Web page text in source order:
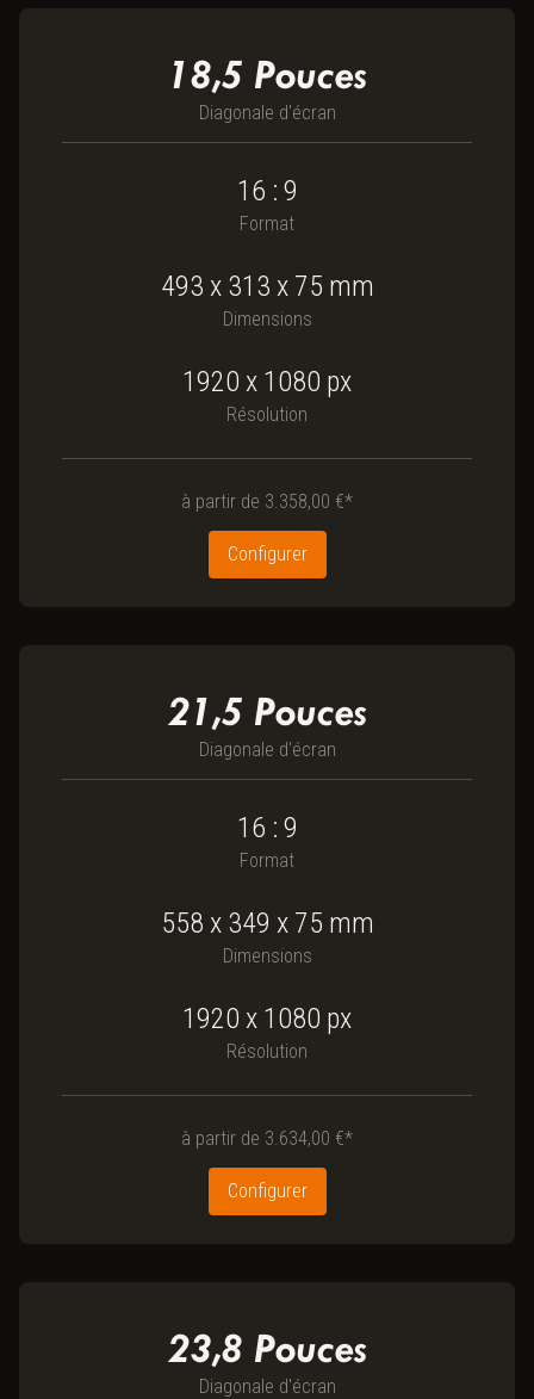
Diagonale d'écran
18,5 Pouces
Format
16 : 9
Dimensions
493 x 313 x 75 mm
Résolution
1920 x 1080 px
à partir de 3.358,00 €*
Configurer
Diagonale d'écran
21,5 Pouces
Format
16 : 9
Dimensions
558 x 349 x 75 mm
Résolution
1920 x 1080 px
à partir de 3.634,00 €*
Configurer
Diagonale d'écran
23,8 Pouces